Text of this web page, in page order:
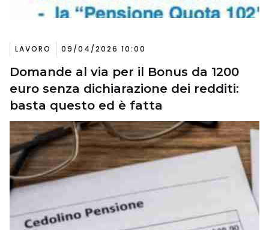
LAVORO 09/04/2026 10:00
Domande al via per il Bonus da 1200
euro senza dichiarazione dei redditi:
basta questo ed è fatta